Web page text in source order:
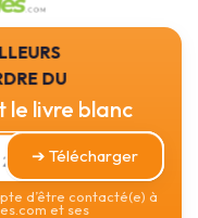
du
livre blanc
➔ Télécharger
d’être contacté(e) à
et ses